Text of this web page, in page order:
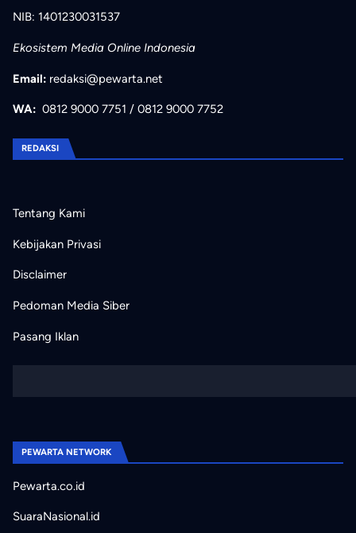
NIB: 1401230031537
Ekosistem Media Online Indonesia
Email: redaksi@pewarta.net
WA: 0812 9000 7751 / 0812 9000 7752
REDAKSI
Tentang Kami
Kebijakan Privasi
Disclaimer
Pedoman Media Siber
Pasang Iklan
PEWARTA NETWORK
Pewarta.co.id
SuaraNasional.id